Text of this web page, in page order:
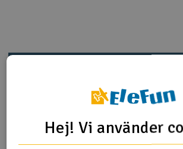
Scooter & elfordon
Produktinformation
Hej! Vi använder